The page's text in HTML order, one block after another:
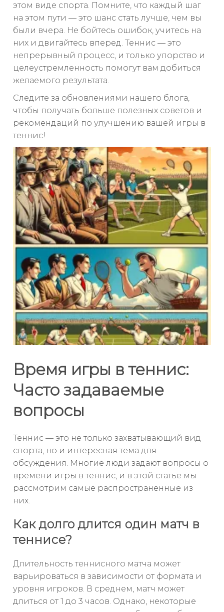
этом виде спорта. Помните, что каждый шаг
на этом пути — это шанс стать лучше, чем вы
были вчера. Не бойтесь ошибок, учитесь на
них и двигайтесь вперед. Теннис — это
непрерывный процесс, и только упорство и
целеустремленность помогут вам добиться
желаемого результата.
Следите за обновлениями нашего блога,
чтобы получать больше полезных советов и
рекомендаций по улучшению вашей игры в
теннис!
Время игры в теннис:
Часто задаваемые
вопросы
Теннис — это не только захватывающий вид
спорта, но и интересная тема для
обсуждения. Многие люди задают вопросы о
времени игры в теннис, и в этой статье мы
рассмотрим самые распространенные из
них.
Как долго длится один матч в
теннисе?
Длительность теннисного матча может
варьироваться в зависимости от формата и
уровня игроков. В среднем, матч может
длиться от 1 до 3 часов. Однако, некоторые